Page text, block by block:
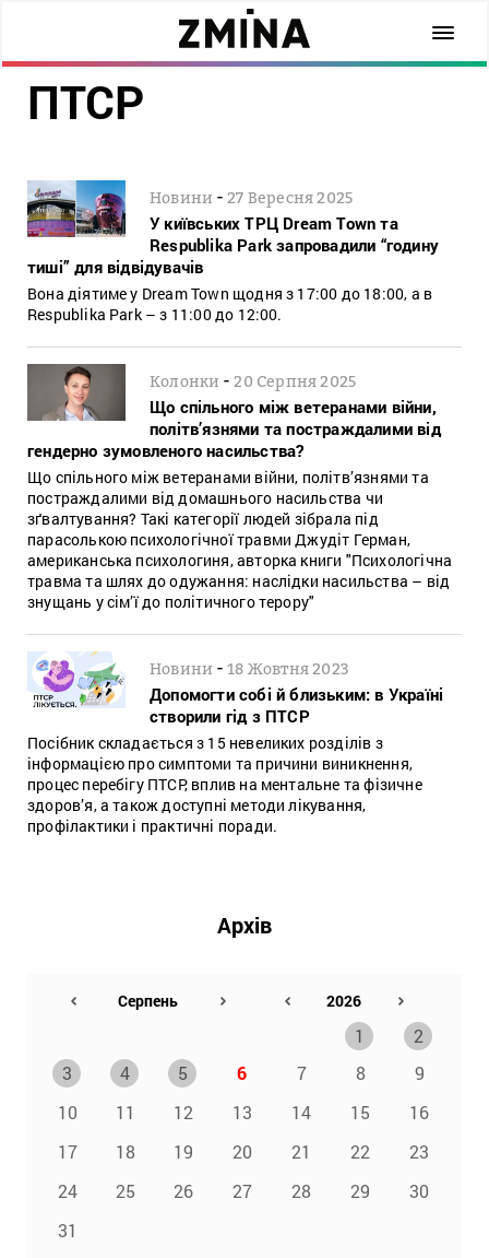
ПТСР
Новини -27 Вересня 2025
У київських ТРЦ Dream Town та
Respublika Park запровадили “годину
тиші” для відвідувачів
Вона діятиме у Dream Town щодня з 17:00 до 18:00, а в
Respublika Park – з 11:00 до 12:00.
Колонки -20 Серпня 2025
Що спільного між ветеранами війни,
політв’язнями та постраждалими від
гендерно зумовленого насильства?
Що спільного між ветеранами війни, політв’язнями та
постраждалими від домашнього насильства чи
зґвалтування? Такі категорії людей зібрала під
парасолькою психологічної травми Джудіт Герман,
американська психологиня, авторка книги "Психологічна
травма та шлях до одужання: наслідки насильства – від
знущань у сім’ї до політичного терору"
Новини -18 Жовтня 2023
Допомогти собі й близьким: в Україні
створили гід з ПТСР
Посібник складається з 15 невеликих розділів з
інформацією про симптоми та причини виникнення,
процес перебігу ПТСР, вплив на ментальне та фізичне
здоров’я, а також доступні методи лікування,
профілактики і практичні поради.
Архів
1
2
3
4 5 6 7 8
9
10
11 12 13 14 15
16
17
18 19 20 21 22
23
24
25 26 27 28 29
30
31